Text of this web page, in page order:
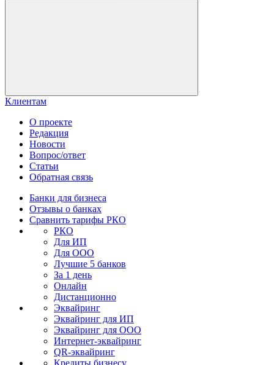
Клиентам
О проекте
Редакция
Новости
Вопрос/ответ
Статьи
Обратная связь
Банки для бизнеса
Отзывы о банках
Сравнить тарифы РКО
РКО
Для ИП
Для ООО
Лучшие 5 банков
За 1 день
Онлайн
Дистанционно
Эквайринг
Эквайринг для ИП
Эквайринг для ООО
Интернет-эквайринг
QR-эквайринг
Кредиты бизнесу